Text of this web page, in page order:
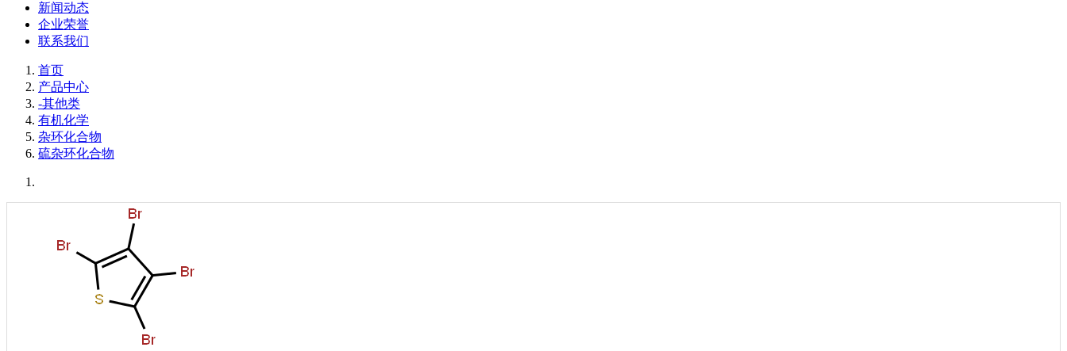
新闻动态
企业荣誉
联系我们
首页
产品中心
-其他类
有机化学
杂环化合物
硫杂环化合物